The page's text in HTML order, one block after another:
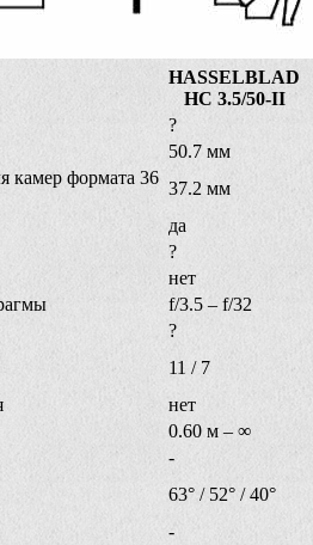
HASSELBLAD
HC 3.5/50-II
?
50.7 мм
камер формата 36
37.2 мм
да
?
нет
f/3.5 – f/32
?
11 / 7
нет
0.60 м – ∞
-
63° / 52° / 40°
-